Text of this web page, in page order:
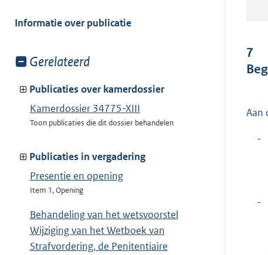
van:
Informatie over publicatie
Toon
van:
Gerelateerd
Publicaties over kamerdossier
Kamerdossier 34775-XIII
Toon publicaties die dit dossier behandelen
Publicaties in vergadering
Presentie en opening
Item 1, Opening
Behandeling van het wetsvoorstel
Wijziging van het Wetboek van
Strafvordering, de Penitentiaire
7
Aan
-
-